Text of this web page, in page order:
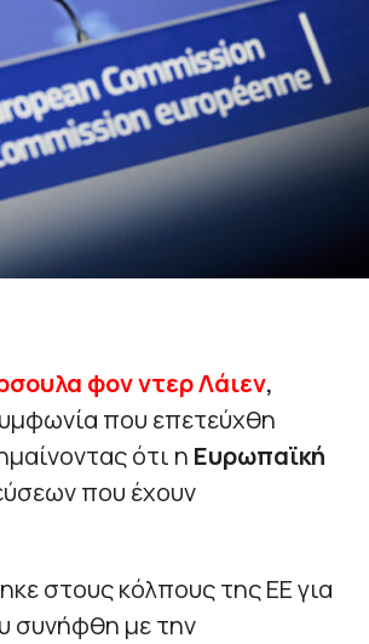
φον ντερ Λάιεν,
που επετεύχθη
ότι η Ευρωπαϊκή
που έχουν
στους κόλπους της ΕΕ για
συνήφθη με την